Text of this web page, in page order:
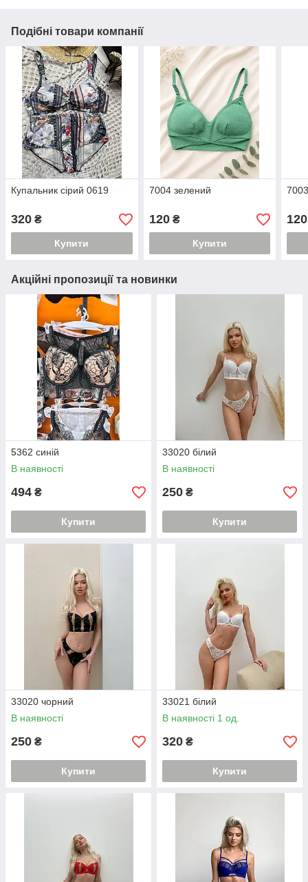
Подібні товари компанії
Купальник сірий 0619
320 ₴
Купити
7004 зелений
120₴
Купити
120
Акційні пропозиції та новинки
5362 синій
В наявності
494 ₴
Купити
33020 білий
В наявності
250 ₴
Купити
33020 чорний
В наявності
250 ₴
Купити
33021 білий
В наявності 1 од.
320 ₴
Купити